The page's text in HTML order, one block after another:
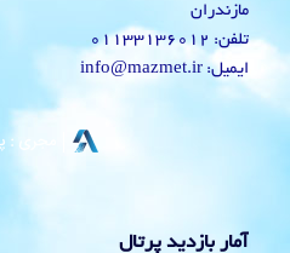
مازندران
تلفن: 01133136012
ایمیل: info@mazmet.ir
آمار بازدید پرتال